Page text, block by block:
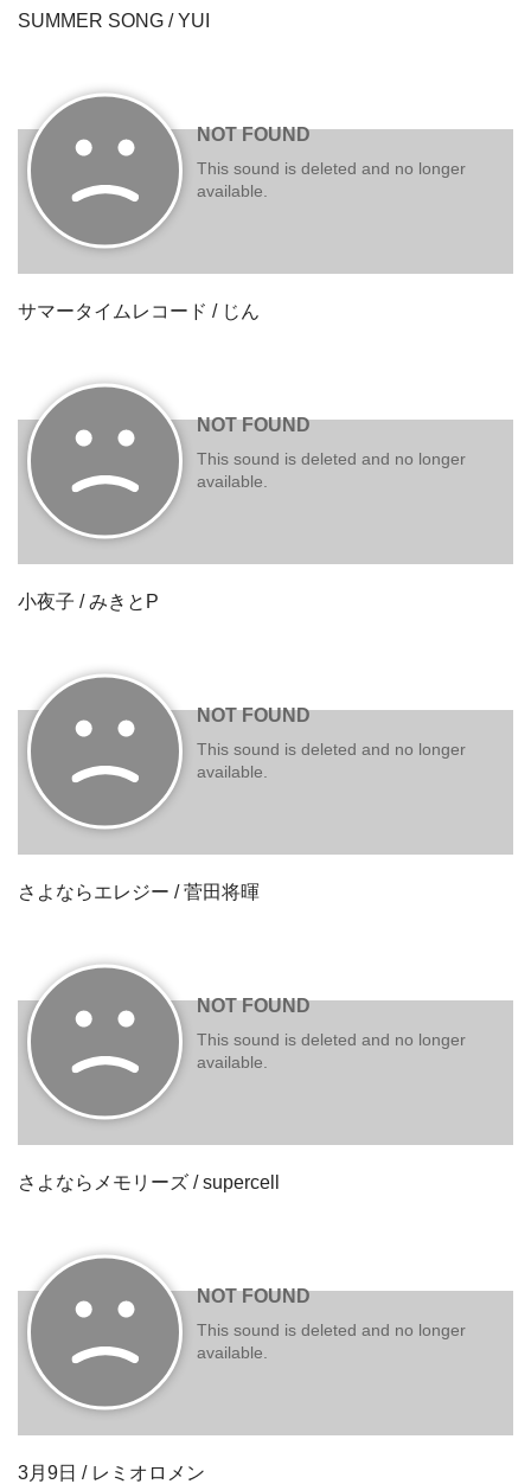
SUMMER SONG / YUI
サマータイムレコード / じん
小夜子 / みきとP
さよならエレジー / 菅田将暉
さよならメモリーズ / supercell
3月9日 / レミオロメン